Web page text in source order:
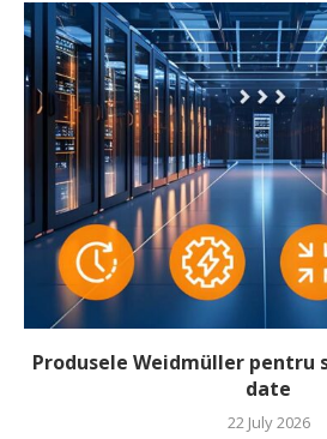
Produsele Weidmüller pentru
date
22 July 2026